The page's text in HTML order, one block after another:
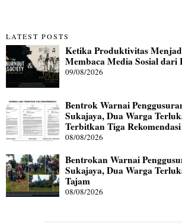
LATEST POSTS
Ketika Produktivitas
Membaca Media Sosial
09/08/2026
Bentrok Warnai
Sukajaya, Dua Warga
Terbitkan Tiga Rekomendasi
08/08/2026
Bentrokan Warnai
Sukajaya, Dua Warga
Tajam
08/08/2026